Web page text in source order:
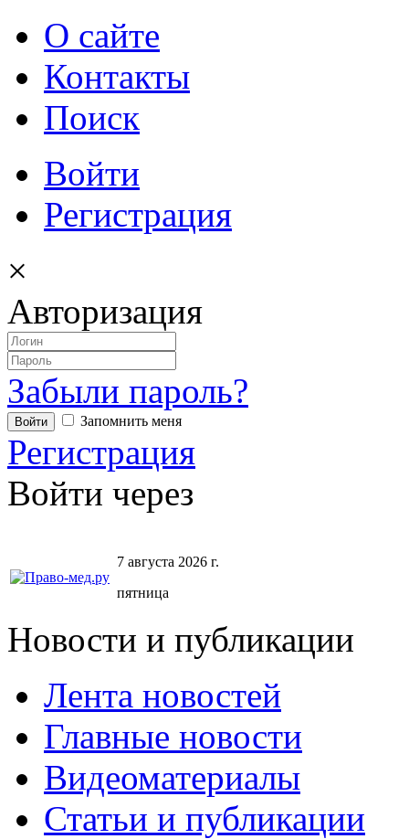
О сайте
Контакты
Поиск
Войти
Регистрация
×
Авторизация
Забыли пароль?
Запомнить меня
Регистрация
Войти через
7 августа 2026 г.
пятница
Новости и публикации
Лента новостей
Главные новости
Видеоматериалы
Статьи и публикации